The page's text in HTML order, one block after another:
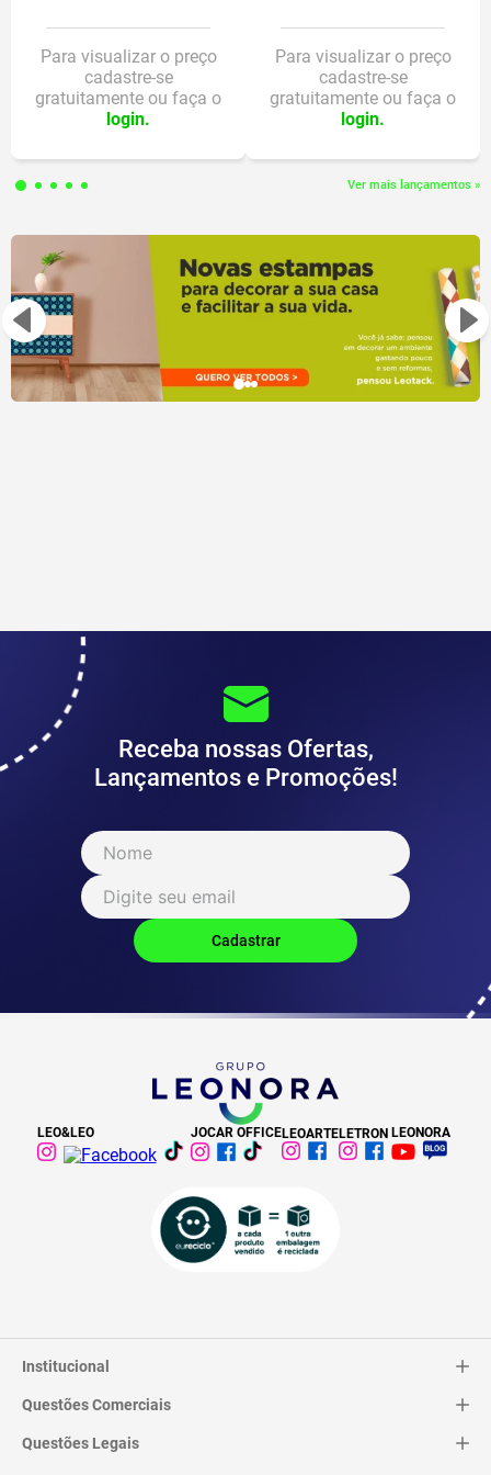
Para visualizar o preço
cadastre-se
gratuitamente ou faça o
login.
Para visualizar o preço
cadastre-se
gratuitamente ou faça o
login.
Ver mais lançamentos »
Receba nossas Ofertas,
Lançamentos e Promoções!
LEO&LEO JOCAR OFFICELEOARTELETRON LEONORA
Institucional
Catálogo
Quem Somos
Questões Comerciais
Trocas e Devoluções
Questões Legais